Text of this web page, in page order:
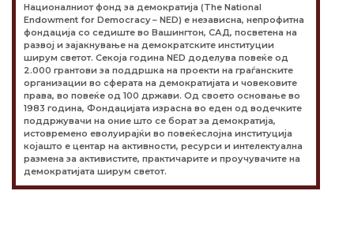
Националниот фонд за демократија (The National
Endowment for Democracy – NED) е независна, непрофитна
фондација со седиште во Вашингтон, САД, посветена на
развој и зајакнување на демократските институции
ширум светот. Секоја година NED доделува повеќе од
2.000 грантови за поддршка на проекти на граѓанските
организации во сферата на демократијата и човековите
права, во повеќе од 100 држави. Од своето основање во
1983 година, Фондацијата израсна во еден од водечките
поддржувачи на оние што се борат за демократија,
истовремено еволуирајќи во повеќеслојна институција
којашто е центар на активности, ресурси и интелектуална
размена за активистите, практичарите и проучувачите на
демократијата ширум светот.